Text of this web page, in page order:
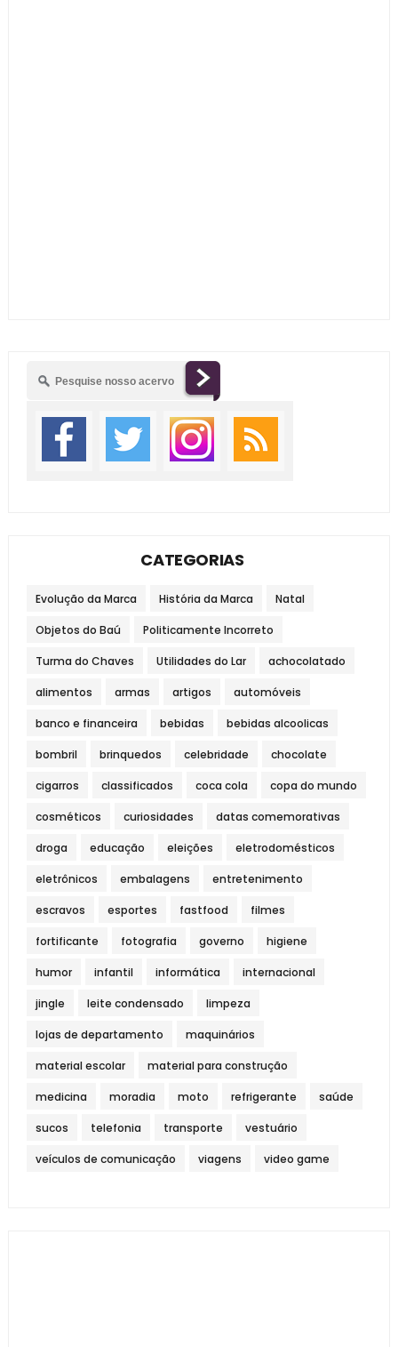
CATEGORIAS
Evolução da Marca História da Marca Natal
Objetos do Baú Politicamente Incorreto
Turma do Chaves Utilidades do Lar achocolatado
alimentos armas artigos automóveis
banco e financeira bebidas bebidas alcoolicas
bombril brinquedos celebridade chocolate
cigarros classificados coca cola copa do mundo
cosméticos curiosidades datas comemorativas
droga educação eleições eletrodomésticos
eletrônicos embalagens entretenimento
escravos esportes fastfood filmes
fortificante fotografia governo higiene
humor infantil informática internacional
jingle leite condensado limpeza
lojas de departamento maquinários
material escolar material para construção
medicina moradia moto refrigerante saúde
sucos telefonia transporte vestuário
veículos de comunicação viagens video game